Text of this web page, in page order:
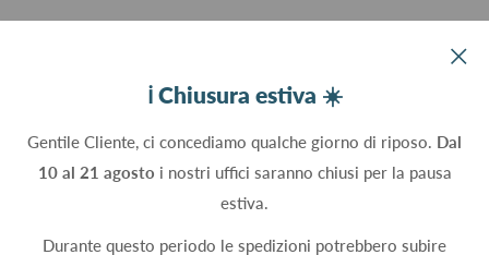
ℹ️ Chiusura estiva ☀️
Gentile Cliente, ci concediamo qualche giorno di riposo. Dal
10 al 21 agosto i nostri uffici saranno chiusi per la pausa
estiva.
Durante questo periodo le spedizioni potrebbero subire
C.Fisc. P.IVA 09934830960
Seguici